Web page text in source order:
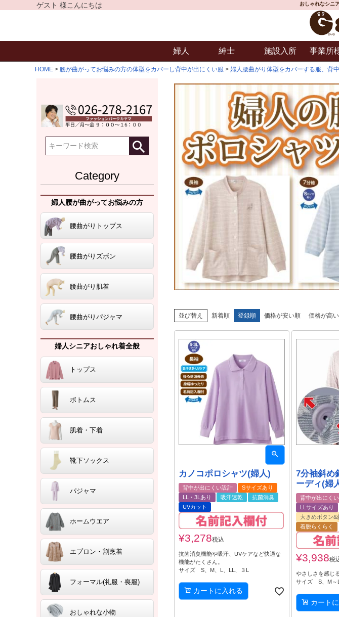
ゲスト 様こんにちは おしゃれなシニ
婦人 紳士 施設入所 事業所
HOME 腰が曲がってお悩みの方の体型をカバーし背中が出にくい服 婦人腰曲がり体型をカバーする服、背
Category
婦人腰が曲がってお悩みの方
腰曲がりトップス
腰曲がりズボン
腰曲がり肌着
腰曲がりパジャマ
婦人シニアおしゃれ着全般
トップス
ボトムス
肌着・下着
靴下ソックス
パジャマ
ホームウエア
エプロン・割烹着
フォーマル(礼服・喪服)
おしゃれな小物
並び替え 新着順 登録順 価格が安い順 価格が高
カノコポロシャツ(婦人)
背中が出にくい設計
Sサイズあり
LL・3Lあり
吸汗速乾
抗菌消臭
UVカット
¥3,278税込
抗菌消臭機能や吸汗、UVケアなど快適な
機能がたくさん。
サイズ S、M、L、LL、３L
カートに入れる
7分袖斜め
ーディ(婦
背中が出にく
LLサイズあり
大きめボタン&
着脱らくらく
¥3,938税
やさしさを感じ
サイズ S、M～L
カート